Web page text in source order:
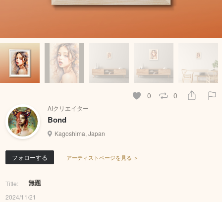
0 0
AIクリエイター
Bond
Kagoshima, Japan
フォローする アーティストページを見る ＞
Title: 無題
2024/11/21